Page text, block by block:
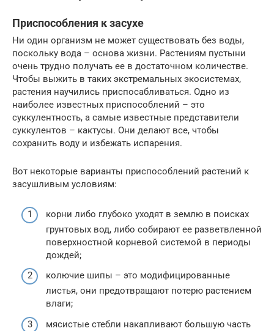
Приспособления к засухе
Ни один организм не может существовать без воды,
поскольку вода – основа жизни. Растениям пустыни
очень трудно получать ее в достаточном количестве.
Чтобы выжить в таких экстремальных экосистемах,
растения научились приспосабливаться. Одно из
наиболее известных приспособлений – это
суккулентность, а самые известные представители
суккулентов – кактусы. Они делают все, чтобы
сохранить воду и избежать испарения.
Вот некоторые варианты приспособлений растений к
засушливым условиям:
корни либо глубоко уходят в землю в поисках
грунтовых вод, либо собирают ее разветвленной
поверхностной корневой системой в периоды
дождей;
колючие шипы – это модифицированные
листья, они предотвращают потерю растением
влаги;
мясистые стебли накапливают большую часть